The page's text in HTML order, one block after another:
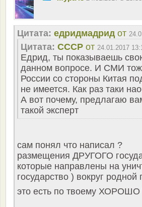
Цитата: едридмадрид от
Цитата: СССР от 24.01.2017
Едрид, ты показываешь
данном вопросе. И СМИ
России со стороны Китая
не имеется. Как раз таки
А вот почему, предлагаю
такой эксперт
сам понял что написал ?
размещения ДРУГОГО
которые направлены на
государство ) вокруг родной
это есть по твоему ХОРОШО